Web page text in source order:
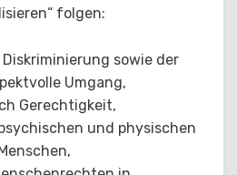
folgen:
sowie der
Umgang,
Gerechtigkeit,
und physischen